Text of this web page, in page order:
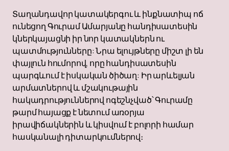
Տաղանդավոր կատակերգու և ինքնատիպ ոճ
ունեցող Գուրամ Ամարյանը հանդիսատեսին
կներկայացնի իր նոր կատակներն ու
պատմությունները: Նրա ելույթները միշտ լի են
փայլուն հումորով, որը հանդիսատեսին
պարգևում է իսկական ծիծաղ: Իր արևելյան
արմատներով և մշակութային
հակադրություններով ոգեշնչված՝ Գուրամը
թարմ հայացք է նետում առօրյա
իրավիճակներին և կիսվում է բոլորի համար
հասկանալի դիտարկումներով։